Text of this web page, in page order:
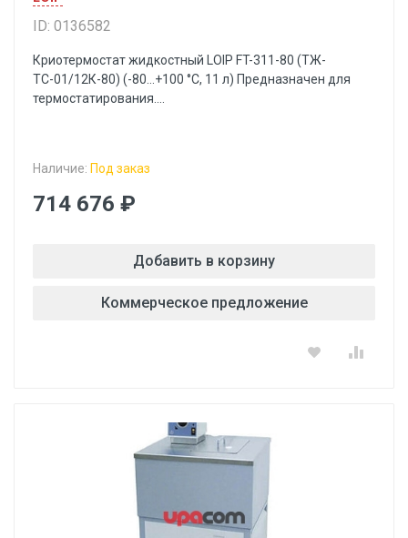
ID: 0136582
Криотермостат жидкостный LOIP FT-311-80 (ТЖ-
ТС-01/12К-80) (-80…+100 °С, 11 л) Предназначен для
термостатирования....
Наличие: Под заказ
714 676 ₽
Добавить в корзину
Коммерческое предложение